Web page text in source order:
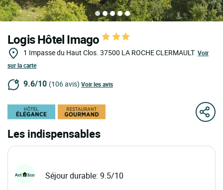
Logis Hôtel Imago
1 Impasse du Haut Clos. 37500 LA ROCHE CLERMAULT Voir
sur la carte
9.6/10 (106 avis) Voir les avis
Les indispensables
Séjour durable: 9.5/10